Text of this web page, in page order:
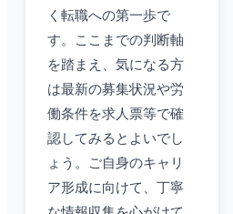
く転職への第一歩で
す。ここまでの判断軸
を踏まえ、気になる方
は最新の募集状況や労
働条件を求人票等で確
認してみるとよいでし
ょう。ご自身のキャリ
ア形成に向けて、丁寧